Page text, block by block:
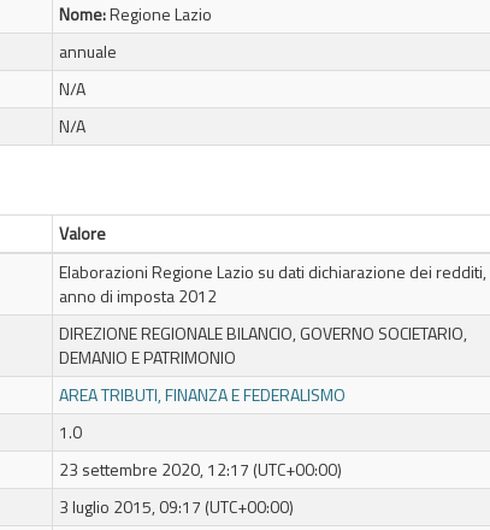
Nome:Regione Lazio
annuale
N/A
N/A
Valore
Elaborazioni Regione Lazio su dati dichiarazione dei redditi,
anno di imposta 2012
DIREZIONE REGIONALE BILANCIO, GOVERNO SOCIETARIO,
DEMANIO E PATRIMONIO
AREA TRIBUTI, FINANZA E FEDERALISMO
1.0
23 settembre 2020, 12:17 (UTC+00:00)
3 luglio 2015, 09:17 (UTC+00:00)